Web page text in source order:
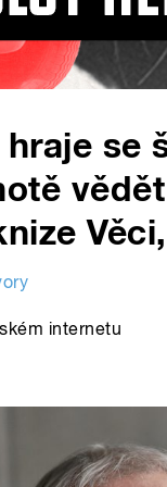
se
internetu